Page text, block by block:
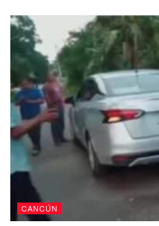
Intento de ejecución
disparo en la cabeza y
Para no ser la excepción,
lugar otro acto de violencia
dos víctimas.
Fue durante la noche de este
se reportó al número de
detonaciones con arma de
CANCÚN